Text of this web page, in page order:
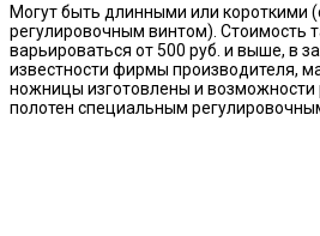
Могут быть длинными или короткими
регулировочным винтом). Стоимость
варьироваться от 500 руб. и выше, в
известности фирмы производителя,
ножницы изготовлены и возможности
полотен специальным